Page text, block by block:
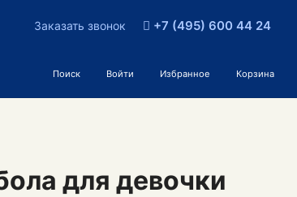
Заказать звонок +7 (495) 600 44 24
Поиск Войти Избранное Корзина
для девочки